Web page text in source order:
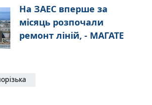
На ЗАЕС вперше за
місяць розпочали
ремонт ліній, - МАГАТЕ